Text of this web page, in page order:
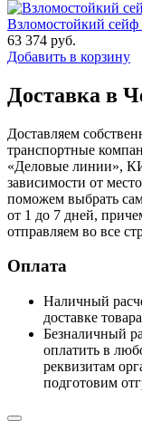
Взломостойкий
63 374 руб.
Добавить в корзину
Доставка в
Доставляем
транспортные
«Деловые линии»,
зависимости от
поможем выбрать
от 1 до 7 дней,
отправляем во все
Оплата
Наличный
доставке
Безналичный
оплатить в
реквизитам
подготовим